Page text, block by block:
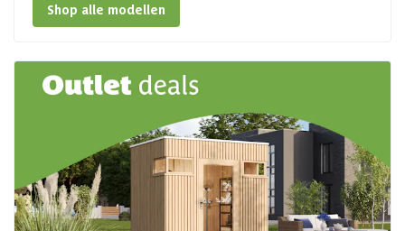
Shop alle modellen